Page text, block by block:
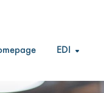
EDI